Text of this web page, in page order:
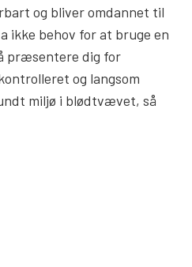
og bliver omdannet til
ikke behov for at bruge en
præsentere dig for
og langsom
miljø i blødtvævet, så